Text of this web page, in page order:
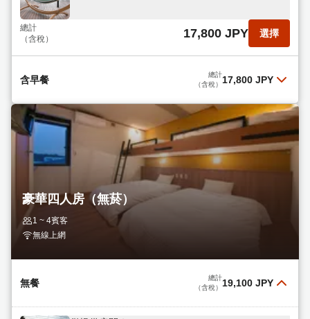
總計
（含稅）
17,800 JPY 選擇
含早餐
總計
（含稅） 17,800 JPY
含簡餐
總計
17,800 JPY
豪華四人房（無菸）
1 ~ 4賓客
無線上網
無餐
總計
（含稅） 19,100 JPY